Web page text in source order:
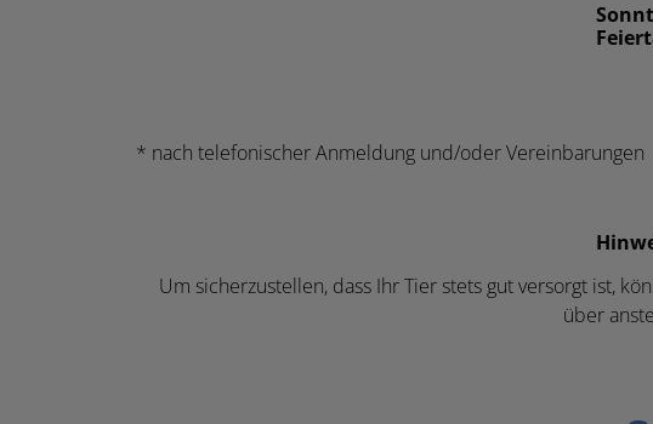
* nach telefonischer Anmeldung und/oder Vereinbarungen
Um sicherzustellen, dass Ihr Tier stets gut versorgt ist,
über